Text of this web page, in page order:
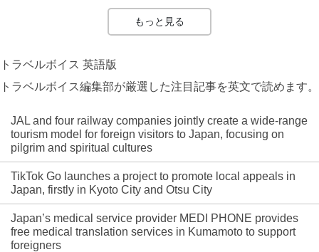
もっと見る
トラベルボイス 英語版
トラベルボイス編集部が厳選した注目記事を英文で読めます。
JAL and four railway companies jointly create a wide-range
tourism model for foreign visitors to Japan, focusing on
pilgrim and spiritual cultures
TikTok Go launches a project to promote local appeals in
Japan, firstly in Kyoto City and Otsu City
Japan’s medical service provider MEDI PHONE provides
free medical translation services in Kumamoto to support
foreigners